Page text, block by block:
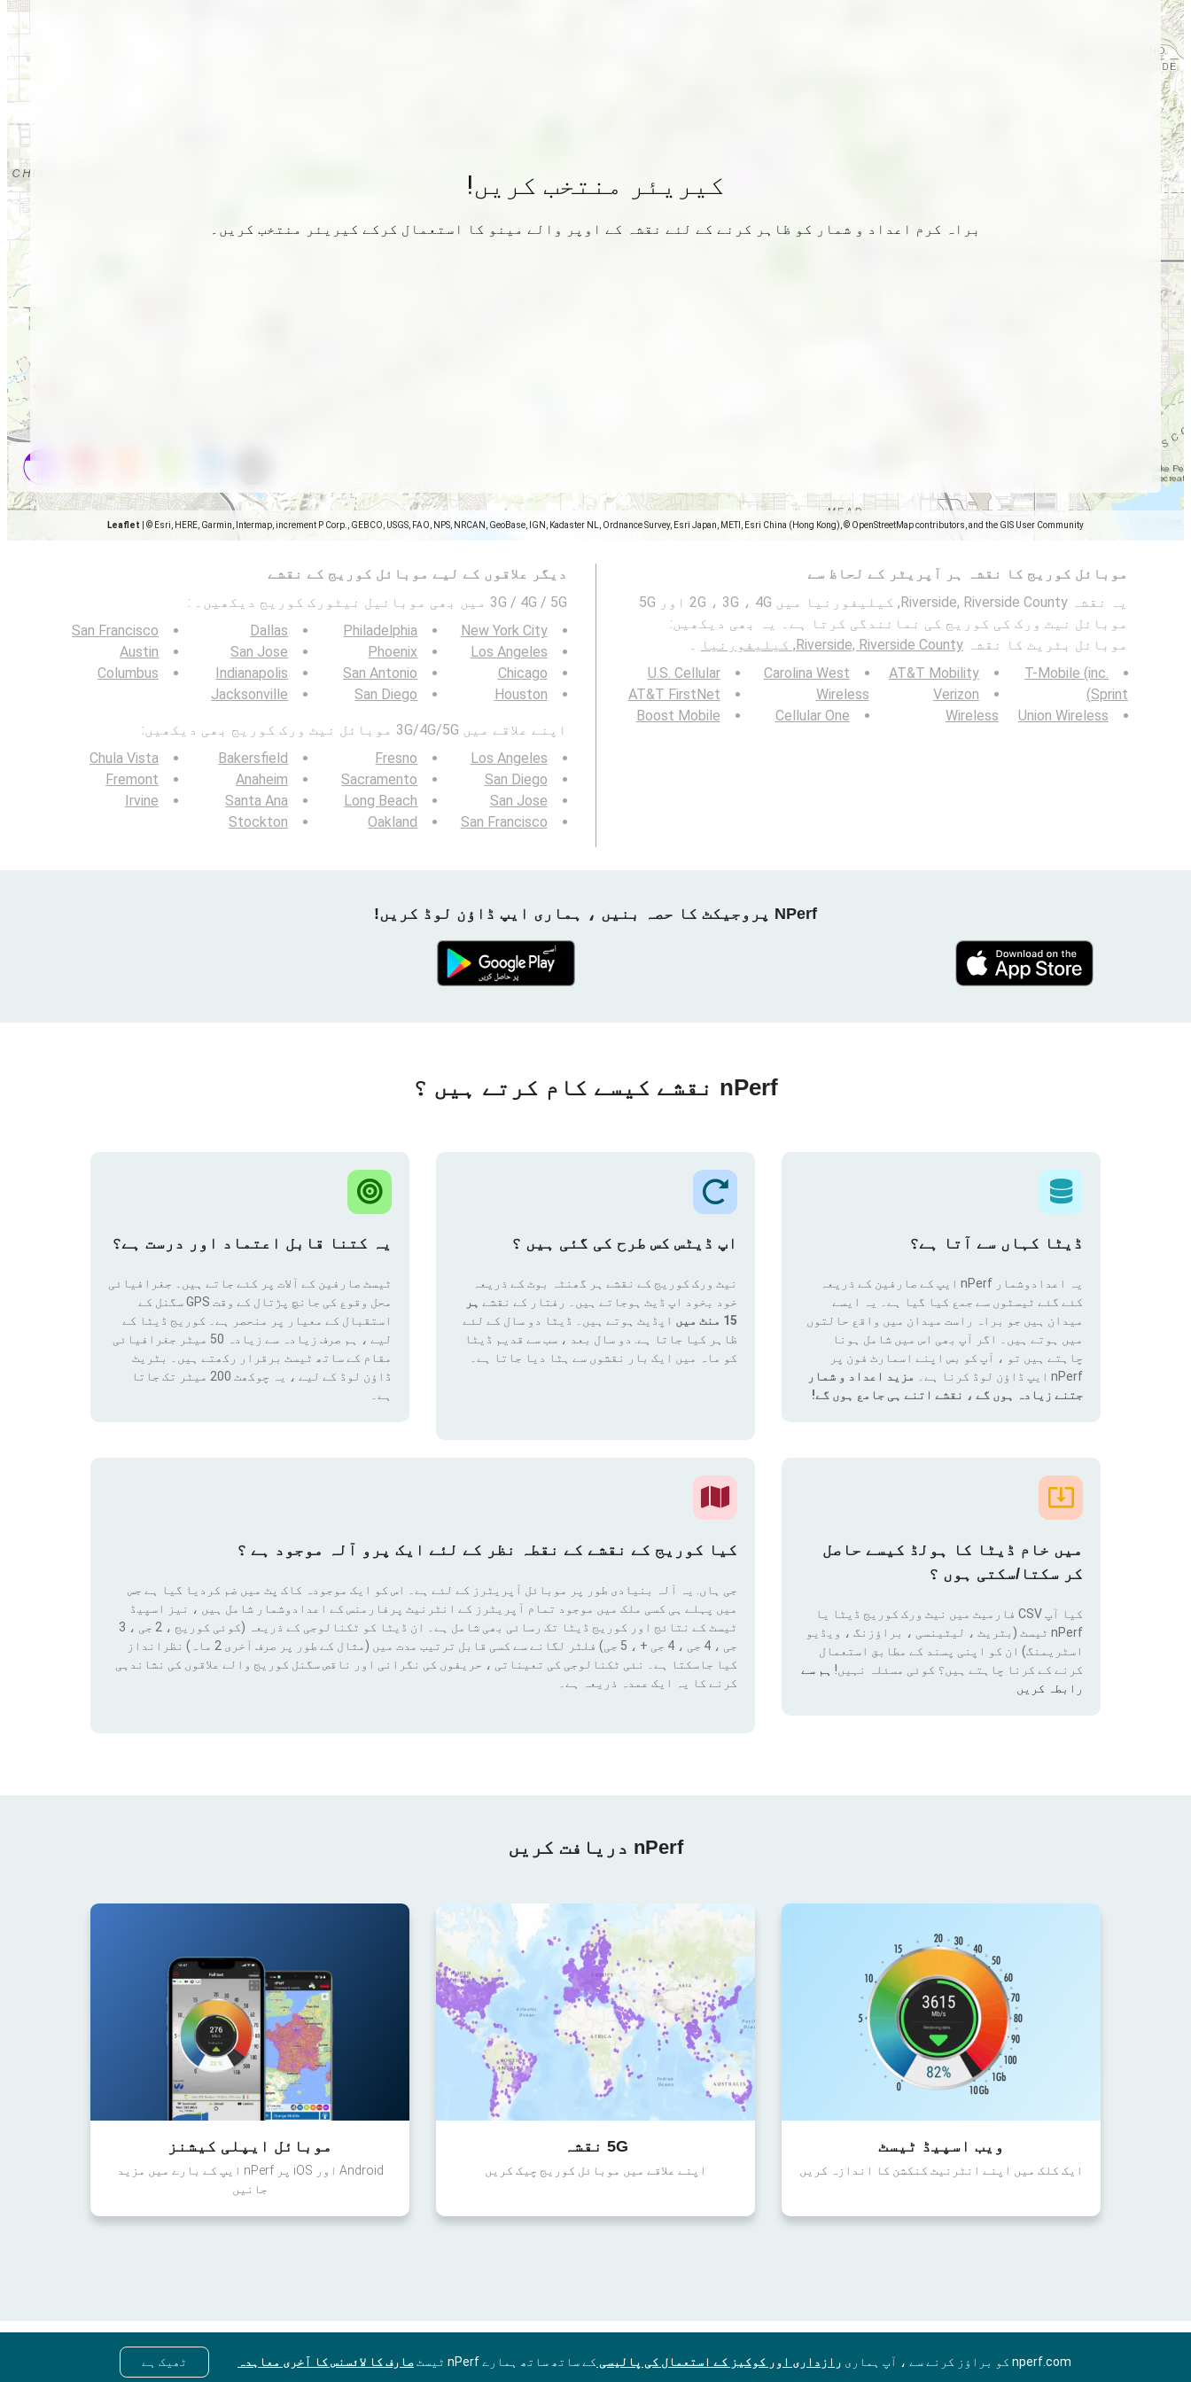
Leaflet © Esri, HERE, Garmin, Intermap, increment P Corp., GEBCO, USGS, FAO, NPS, NRCAN, GeoBase, IGN, Kadaster NL, Ordnance Survey, Esri Japan, METI, Esri China (Hong Kong), © OpenStreetMap contributors, and the GIS User Community
کیریئر منتخب کریں!
براہ کرم اعداد و شمار کو ظاہر کرنے کے لئے نقشہ کے اوپر والے مینو کا استعمال کرکے کیریئر منتخب کریں۔
موبائل کوریج کا نقشہ ہر آپریٹر کے لحاظ سے
یہ نقشہ Riverside, Riverside County, کیلیفورنیا میں 2G ، 3G ، 4G اور 5G
موبائل نیٹ ورک کی کوریج کی نمائندگی کرتا ہے۔ یہ بھی دیکھیں:
موبائل بٹریٹ کا نقشہ Riverside, Riverside County, کیلیفورنیا
۔
T-Mobile (inc.
Sprint)
Union Wireless
AT&T Mobility
Verizon
Wireless
Carolina West
Wireless
Cellular One
U.S. Cellular
AT&T FirstNet
Boost Mobile
دیگر علاقوں کے لیے موبائل کوریج کے نقشے
3G / 4G / 5G میں بھی موبائیل نیٹورک کوریج دیکھیں۔ :
New York City
Los Angeles
Chicago
Houston
Philadelphia
Phoenix
San Antonio
San Diego
Dallas
San Jose
Indianapolis
Jacksonville
San Francisco
Austin
Columbus
اپنے علاقے میں 3G/4G/5G موبائل نیٹ ورک کوریج بھی دیکھیں:
Los Angeles
San Diego
San Jose
San Francisco
Fresno
Sacramento
Long Beach
Oakland
Bakersfield
Anaheim
Santa Ana
Stockton
Chula Vista
Fremont
Irvine
NPerf پروجیکٹ کا حصہ بنیں ، ہماری ایپ ڈاؤن لوڈ کریں!
nPerf نقشے کیسے کام کرتے ہیں ؟
ڈیٹا کہاں سے آتا ہے؟
یہ اعدادوشمار nPerf ایپ کے صارفین کے ذریعہ
کئے گئے ٹیسٹوں سے جمع کیا گیا ہے۔ یہ ایسے
میدان ہیں جو براہ راست میدان میں واقع حالتوں
میں ہوتے ہیں۔ اگر آپ بھی اس میں شامل ہونا
چاہتے ہیں تو ، آپ کو بس اپنے اسمارٹ فون پر
nPerf ایپ ڈاؤن لوڈ کرنا ہے۔
مزید اعداد و شمار
جتنے زیادہ ہوں گے ، نقشے اتنے ہی جامع ہوں گے!
اپ ڈیٹس کس طرح کی گئی ہیں ؟
نیٹ ورک کوریج کے نقشے ہر گھنٹہ بوٹ کے ذریعہ
خود بخود اپ ڈیٹ ہوجاتے ہیں۔ رفتار کے نقشے ہر
15 منٹ میں
اپڈیٹ ہوتے ہیں۔ ڈیٹا دو سال کے لئے
ظاہر کیا جاتا ہے. دو سال بعد ، سب سے قدیم ڈیٹا
کو ماہ میں ایک بار نقشوں سے ہٹا دیا جاتا ہے۔
یہ کتنا قابل اعتماد اور درست ہے؟
ٹیسٹ صارفین کے آلات پر کئے جاتے ہیں۔ جغرافیائی
محل وقوع کی جانچ پڑتال کے وقت GPS سگنل کے
استقبال کے معیار پر منحصر ہے۔ کوریج ڈیٹا کے
لیے ، ہم صرف زیادہ سے زیادہ 50 میٹر جغرافیائی
مقام کے ساتھ ٹیسٹ برقرار رکھتے ہیں۔ بٹریٹ
ڈاؤن لوڈ کے لیے ، یہ چوکھٹ 200 میٹر تک جاتا
ہے۔
میں خام ڈیٹا کا ہولڈ کیسے حاصل
کر سکتا/سکتی ہوں ؟
کیا آپ CSV فارمیٹ میں نیٹ ورک کوریج ڈیٹا یا
nPerf ٹیسٹ (بٹریٹ ، لیٹینسی ، براؤزنگ ، ویڈیو
اسٹریمنگ) ان کو اپنی پسند کے مطابق استعمال
کرنے کے کرنا چاہتے ہیں؟ کوئی مسئلہ نہیں! ہم سے
رابطہ کریں
کیا کوریج کے نقشے کے نقطہ نظر کے لئے ایک پرو آلہ موجود ہے ؟
جی ہاں. یہ آلہ بنیادی طور پر موبائل آپریٹرز کے لئے ہے۔ اس کو ایک موجودہ کاک پٹ میں ضم کردیا گیا ہے جس
میں پہلے ہی کسی ملک میں موجود تمام آپریٹرز کے انٹرنیٹ پرفارمنس کے اعدادوشمار شامل ہیں ، نیز اسپیڈ
ٹیسٹ کے نتائج اور کوریج ڈیٹا تک رسائی بھی شامل ہے۔ ان ڈیٹا کو ٹکنالوجی کے ذریعہ (کوئی کوریج ، 2 جی ، 3
جی ، 4 جی ، 4 جی + ، 5 جی) فلٹر لگانے سے کسی قابل ترتیب مدت میں (مثال کے طور پر صرف آخری 2 ماہ) نظرانداز
کیا جاسکتا ہے۔ نئی ٹکنالوجی کی تعیناتی ، حریفوں کی نگرانی اور ناقص سگنل کوریج والے علاقوں کی نشاندہی
کرنے کا یہ ایک عمدہ ذریعہ ہے۔
nPerf دریافت کریں
ویب اسپیڈ ٹیسٹ
ایک کلک میں اپنے انٹرنیٹ کنکشن کا اندازہ کریں
5G نقشہ
اپنے علاقے میں موبائل کوریج چیک کریں
موبائل ایپلی کیشنز
Android اور iOS پر nPerf ایپ کے بارے میں مزید
جانیں
nperf.com کو براؤز کرنے سے ، آپ ہماری رازداری اور کوکیز کے استعمال کی پالیسی کے ساتھ ساتھ ہمارے nPerf ٹیسٹ صارف کا لائسنس کا آخری معاہدہ ٹھیک ہے